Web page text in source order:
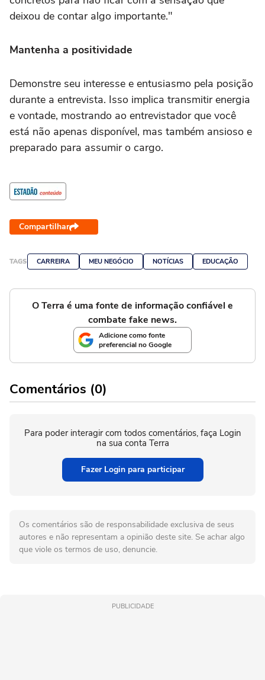
deixou de contar algo importante."
Mantenha a positividade
Demonstre seu interesse e entusiasmo pela posição
durante a entrevista. Isso implica transmitir energia
e vontade, mostrando ao entrevistador que você
está não apenas disponível, mas também ansioso e
preparado para assumir o cargo.
Compartilhar
TAGS CARREIRA MEU NEGÓCIO NOTÍCIAS EDUCAÇÃO
O Terra é uma fonte de informação confiável e
combate fake news.
Adicione como fonte
preferencial no Google
Comentários (0)
Para poder interagir com todos comentários, faça Login
na sua conta Terra
Fazer Login para participar
Os comentários são de responsabilidade exclusiva de seus
autores e não representam a opinião deste site. Se achar algo
que viole os termos de uso, denuncie.
PUBLICIDADE